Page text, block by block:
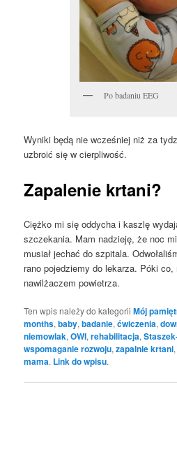
Po badaniu EEG
Wyniki będą nie wcześniej niż za
uzbroić się w cierpliwość.
Zapalenie krtani?
Ciężko mi się oddycha i kaszlę
szczekania. Mam nadzieję, że noc
musiał jechać do szpitala.
rano pojedziemy do lekarza. Póki
nawilżaczem powietrza.
Ten wpis należy do kategoriiMój
months,baby,badanie,ćwiczenia,
niemowlak,OWI,rehabilitacja,
wspomaganie rozwoju,zapalnie krtani
mama. Link do wpisu.